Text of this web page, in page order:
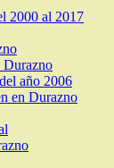
2000 al 2017
Durazno
año 2006
en Durazno